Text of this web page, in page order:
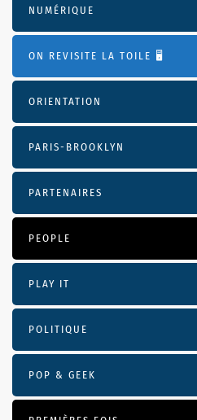
NUMÉRIQUE
ON REVISITE LA TOILE 🖥️
ORIENTATION
PARIS-BROOKLYN
PARTENAIRES
PEOPLE
PLAY IT
POLITIQUE
POP & GEEK